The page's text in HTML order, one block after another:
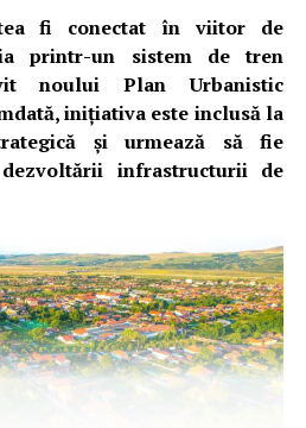
fi conectat în viitor de
printr-un sistem de tren
noului Plan Urbanistic
inițiativa este inclusă la
și urmează să fie
infrastructurii de